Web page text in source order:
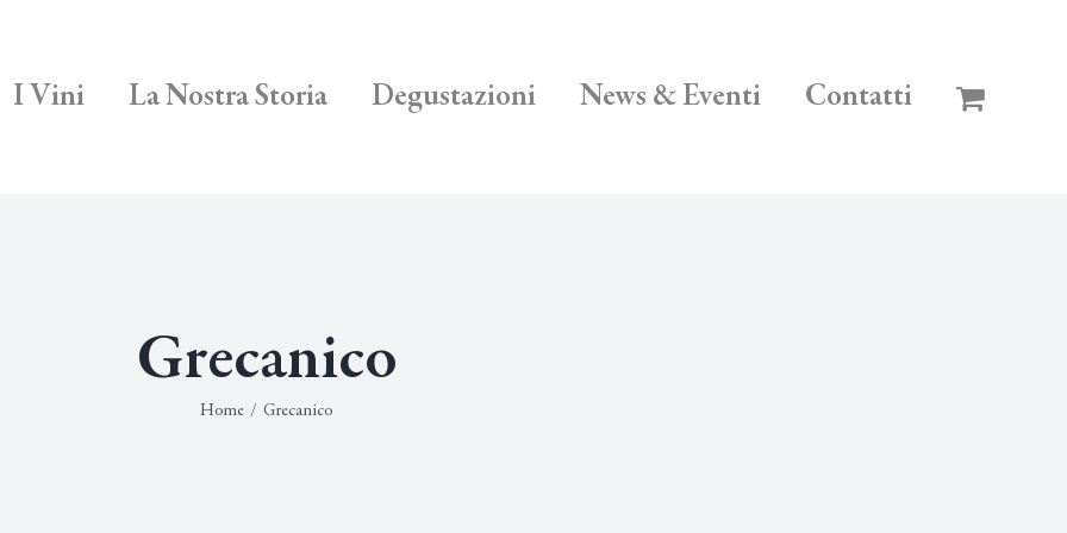
I Vini La Nostra Storia Degustazioni News & Eventi Contatti
Grecanico
Home / Grecanico